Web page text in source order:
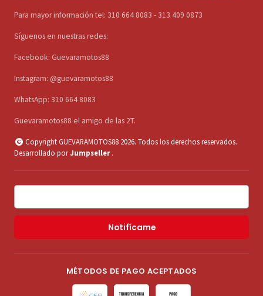
Para mayor información tel: 310 664 8083 - 313 409 0873
Síguenos en nuestras redes:
Facebook: Guevaramotos88
Instagram: @guevaramotos88
WhatsApp: 310 664 8083
Guevaramotos88 el amigo de las 2T.
Copyright GUEVARAMOTOS88 2026. Todos los derechos reservados.
Desarrollado porJumpseller .
Notifícame
MÉTODOS DE PAGO ACEPTADOS